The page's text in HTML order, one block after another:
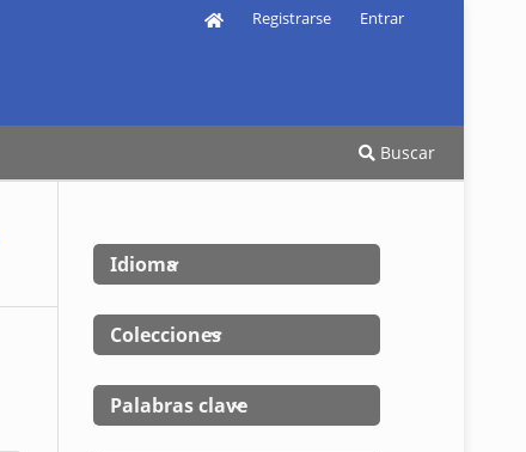
Buscar
Registrarse Entrar
Idioma
Colecciones
Palabras clave